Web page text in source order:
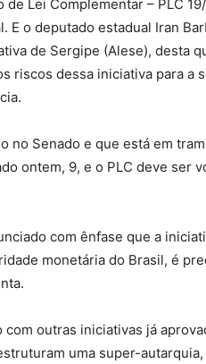
Lei Complementar – PLC
E o deputado estadual Iran
de Sergipe (Alese), desta
riscos dessa iniciativa para a
no Senado e que está em
ontem, 9, e o PLC deve ser
com ênfase que a
monetária do Brasil, é
outras iniciativas já
uma super-